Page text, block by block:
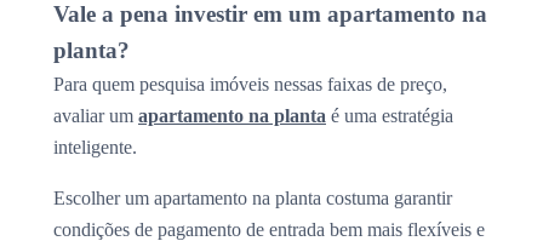
Vale a pena investir em um apartamento na
planta?
Para quem pesquisa imóveis nessas faixas de preço,
avaliar um apartamento na planta é uma estratégia
inteligente.
Escolher um apartamento na planta costuma garantir
condições de pagamento de entrada bem mais flexíveis e